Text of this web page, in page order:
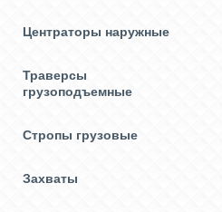
Центраторы наружные
Траверсы
грузоподъемные
Стропы грузовые
Захваты